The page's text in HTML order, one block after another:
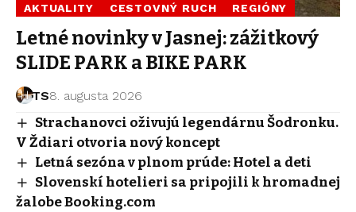
AKTUALITY CESTOVNÝ RUCH REGIÓNY
Letné novinky v Jasnej: zážitkový
SLIDE PARK a BIKE PARK
TS8. augusta 2026
Strachanovci oživujú legendárnu Šodronku.
V Ždiari otvoria nový koncept
Letná sezóna v plnom prúde: Hotel a deti
Slovenskí hotelieri sa pripojili k hromadnej
žalobe Booking.com